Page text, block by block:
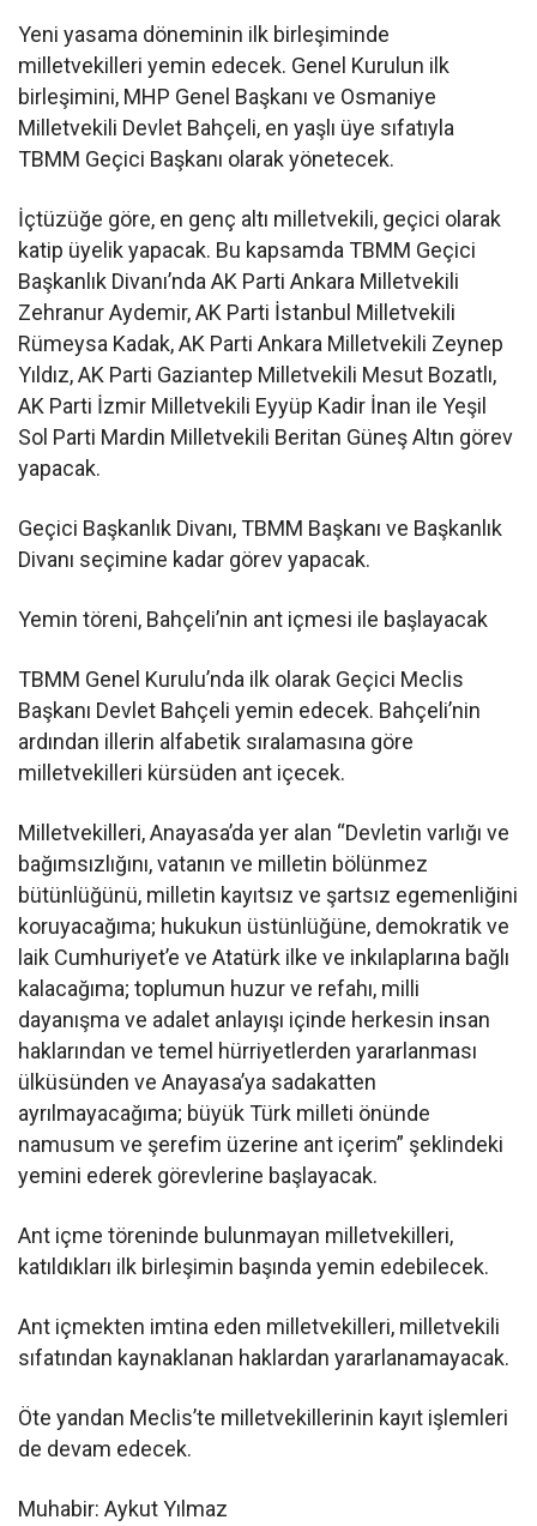
Yeni yasama döneminin ilk birleşiminde
milletvekilleri yemin edecek. Genel Kurulun ilk
birleşimini, MHP Genel Başkanı ve Osmaniye
Milletvekili Devlet Bahçeli, en yaşlı üye sıfatıyla
TBMM Geçici Başkanı olarak yönetecek.
İçtüzüğe göre, en genç altı milletvekili, geçici olarak
katip üyelik yapacak. Bu kapsamda TBMM Geçici
Başkanlık Divanı’nda AK Parti Ankara Milletvekili
Zehranur Aydemir, AK Parti İstanbul Milletvekili
Rümeysa Kadak, AK Parti Ankara Milletvekili Zeynep
Yıldız, AK Parti Gaziantep Milletvekili Mesut Bozatlı,
AK Parti İzmir Milletvekili Eyyüp Kadir İnan ile Yeşil
Sol Parti Mardin Milletvekili Beritan Güneş Altın görev
yapacak.
Geçici Başkanlık Divanı, TBMM Başkanı ve Başkanlık
Divanı seçimine kadar görev yapacak.
Yemin töreni, Bahçeli’nin ant içmesi ile başlayacak
TBMM Genel Kurulu’nda ilk olarak Geçici Meclis
Başkanı Devlet Bahçeli yemin edecek. Bahçeli’nin
ardından illerin alfabetik sıralamasına göre
milletvekilleri kürsüden ant içecek.
Milletvekilleri, Anayasa’da yer alan “Devletin varlığı ve
bağımsızlığını, vatanın ve milletin bölünmez
bütünlüğünü, milletin kayıtsız ve şartsız egemenliğini
koruyacağıma; hukukun üstünlüğüne, demokratik ve
laik Cumhuriyet’e ve Atatürk ilke ve inkılaplarına bağlı
kalacağıma; toplumun huzur ve refahı, milli
dayanışma ve adalet anlayışı içinde herkesin insan
haklarından ve temel hürriyetlerden yararlanması
ülküsünden ve Anayasa’ya sadakatten
ayrılmayacağıma; büyük Türk milleti önünde
namusum ve şerefim üzerine ant içerim” şeklindeki
yemini ederek görevlerine başlayacak.
Ant içme töreninde bulunmayan milletvekilleri,
katıldıkları ilk birleşimin başında yemin edebilecek.
Ant içmekten imtina eden milletvekilleri, milletvekili
sıfatından kaynaklanan haklardan yararlanamayacak.
Öte yandan Meclis’te milletvekillerinin kayıt işlemleri
de devam edecek.
Muhabir: Aykut Yılmaz